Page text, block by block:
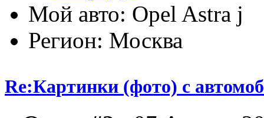
Мой авто: Opel Astra j
Регион: Москва
Re:Картинки (фото) с